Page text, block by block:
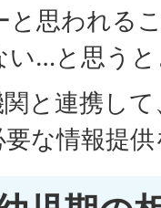
と思われる
い…と思う
と連携し
な情報提